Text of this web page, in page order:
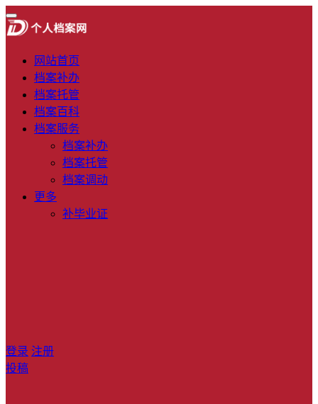
网站首页
档案补办
档案托管
档案百科
档案服务
档案补办
档案托管
档案调动
更多
补毕业证
登录 注册
投稿